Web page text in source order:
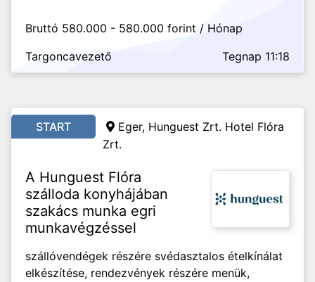
Bruttó 580.000 - 580.000 forint / Hónap
Targoncavezető
Tegnap 11:18
START
Eger, Hunguest Zrt. Hotel Flóra
Zrt.
A Hunguest Flóra
szálloda konyhájában
szakács munka egri
munkavégzéssel
szállóvendégek részére svédasztalos ételkínálat
elkészítése, rendezvények részére menük,